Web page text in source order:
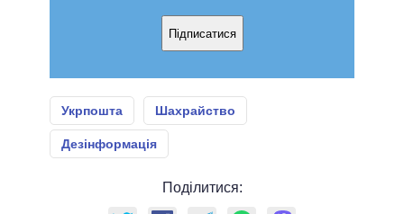
Підписатися
Укрпошта Шахрайство
Дезінформація
Поділитися: